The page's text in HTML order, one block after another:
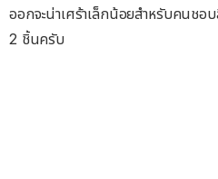
ออกจะน่าเศร้าเล็กน้อยสำหรับคนช
2 ชิ้นครับ